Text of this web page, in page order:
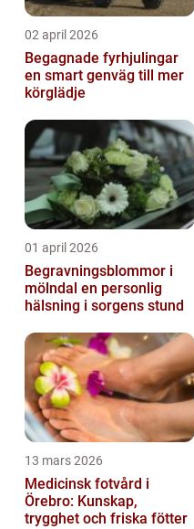
02 april 2026
Begagnade fyrhjulingar
en smart genväg till mer
körglädje
01 april 2026
Begravningsblommor i
mölndal en personlig
hälsning i sorgens stund
13 mars 2026
Medicinsk fotvård i
Örebro: Kunskap,
trygghet och friska fötter